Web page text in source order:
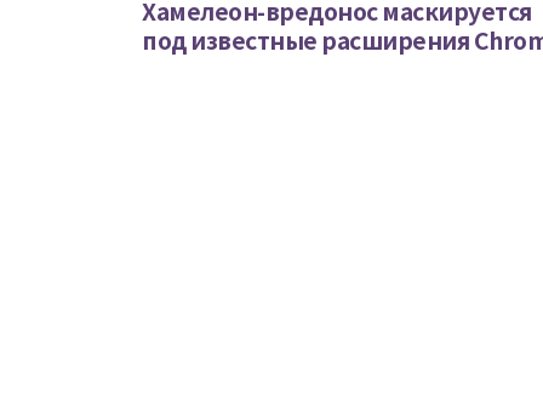
Хамелеон-вредонос маскируется
под известные расширения